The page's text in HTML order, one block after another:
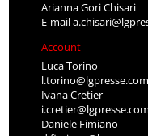
Arianna Gori Chisari
E-mail
Account
Luca Torino
l.torino@lgpresse.com
Ivana Cretier
i.cretier@lgpresse.com
Daniele Fimiano